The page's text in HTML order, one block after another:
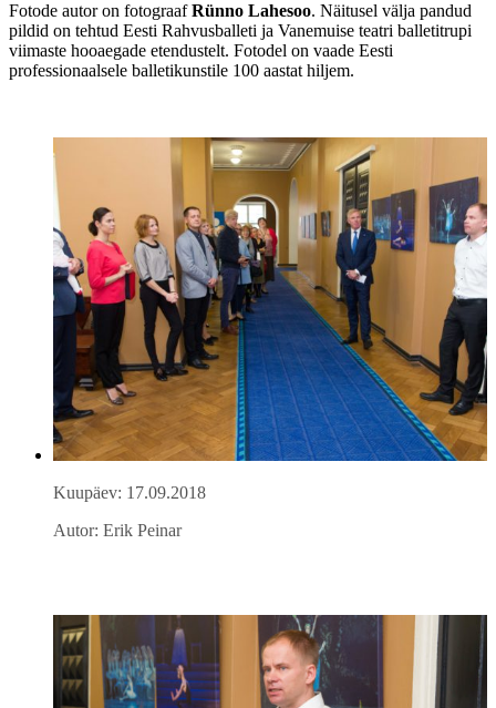
Fotode autor on fotograafRünno Lahesoo. Näitusel välja pandud
pildid on tehtud Eesti Rahvusballeti ja Vanemuise teatri balletitrupi
viimaste hooaegade etendustelt. Fotodel on vaade Eesti
professionaalsele balletikunstile 100 aastat hiljem.
Kuupäev: 17.09.2018
Autor: Erik Peinar